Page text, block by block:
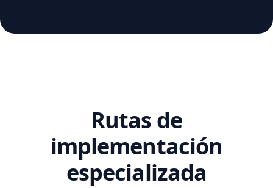
Rutas de
implementación
especializada